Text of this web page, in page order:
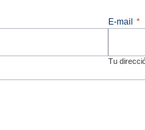
E-mail *
Tu